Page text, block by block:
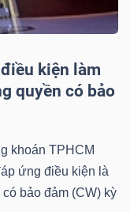
kiện làm
quyền có bảo
khoán TPHCM
ứng điều kiện là
bảo đảm (CW) kỳ
chỉ quỹ Chứng